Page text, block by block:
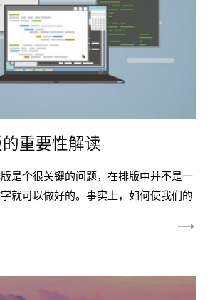
重要性解读
是个很关键的问题，在排版中并不是一
就可以做好的。事实上，如何使我们的
引访问者只是一个方面。事实上，网站
易用性，它不像平面设计那样受到限
网站建设文字排列过于密集，不但会让